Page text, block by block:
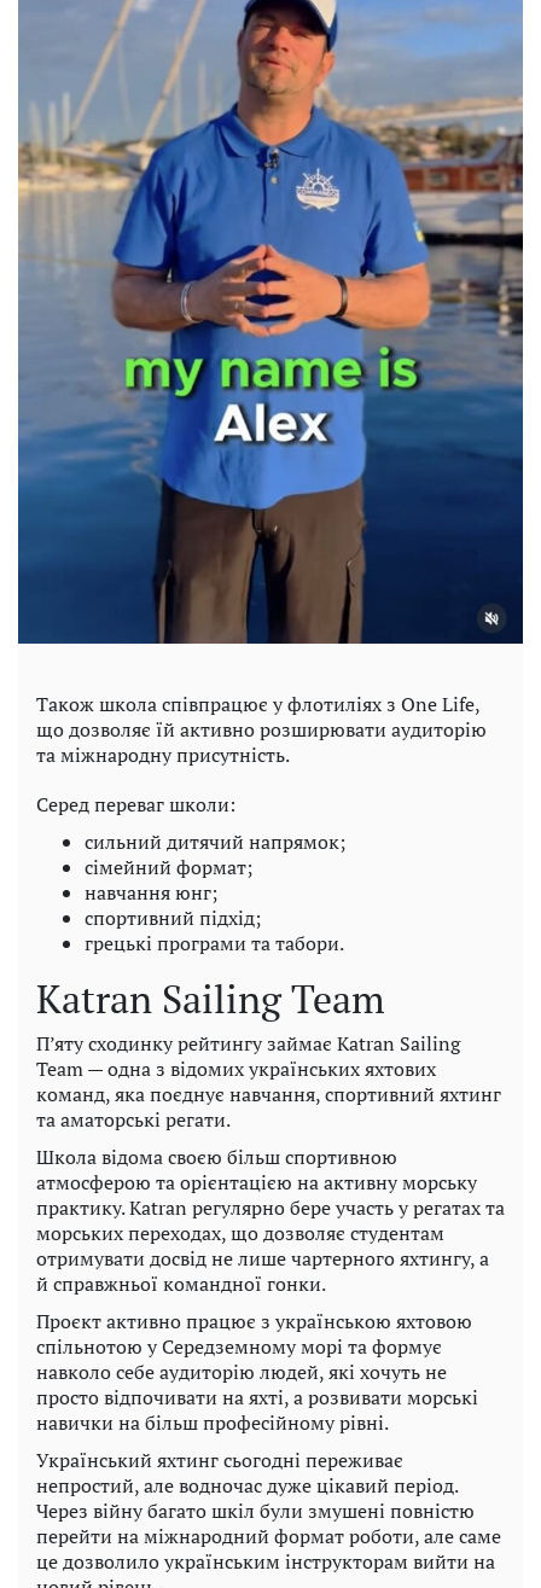
Також школа співпрацює у флотиліях з One Life,
що дозволяє їй активно розширювати аудиторію
та міжнародну присутність.
Серед переваг школи:
сильний дитячий напрямок;
сімейний формат;
навчання юнг;
спортивний підхід;
грецькі програми та табори.
Katran Sailing Team
П’яту сходинку рейтингу займає Katran Sailing
Team — одна з відомих українських яхтових
команд, яка поєднує навчання, спортивний яхтинг
та аматорські регати.
Школа відома своєю більш спортивною
атмосферою та орієнтацією на активну морську
практику. Katran регулярно бере участь у регатах та
морських переходах, що дозволяє студентам
отримувати досвід не лише чартерного яхтингу, а
й справжньої командної гонки.
Проєкт активно працює з українською яхтовою
спільнотою у Середземному морі та формує
навколо себе аудиторію людей, які хочуть не
просто відпочивати на яхті, а розвивати морські
навички на більш професійному рівні.
Український яхтинг сьогодні переживає
непростий, але водночас дуже цікавий період.
Через війну багато шкіл були змушені повністю
перейти на міжнародний формат роботи, але саме
це дозволило українським інструкторам вийти на